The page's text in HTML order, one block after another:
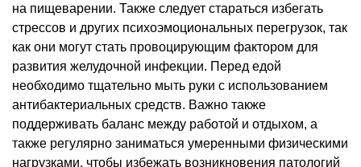
на пищеварении. Также следует стараться избегать
стрессов и других психоэмоциональных перегрузок, так
как они могут стать провоцирующим фактором для
развития желудочной инфекции. Перед едой
необходимо тщательно мыть руки с использованием
антибактериальных средств. Важно также
поддерживать баланс между работой и отдыхом, а
также регулярно заниматься умеренными физическими
нагрузками, чтобы избежать возникновения патологий